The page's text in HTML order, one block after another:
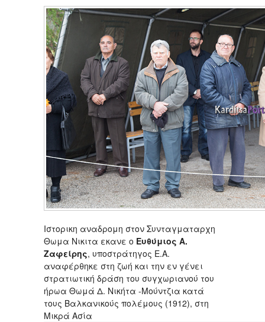
Ιστορικη αναδρομη στον Συνταγματαρχη
Θωμα Νικιτα εκανε ο Ευθύμιος Α.
Ζαφείρης, υποστράτηγος Ε.Α.
αναφέρθηκε στη ζωή και την εν γένει
στρατιωτική δράση του συγχωριανού του
ήρωα Θωμά Δ. Νικήτα -Μούντζια κατά
τους Βαλκανικούς πολέμους (1912), στη
Μικρά Ασία